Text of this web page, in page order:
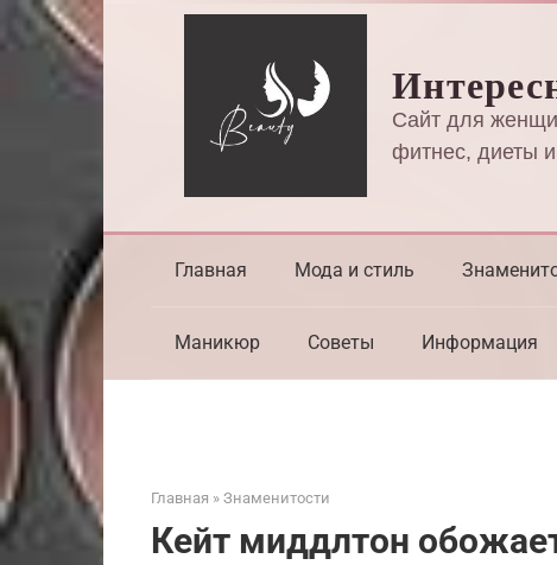
Перейти
к
контенту
Сайт для
фитнес, диеты
Главная Мода и стиль
Маникюр Советы Информация
Главная » Знаменитости
Кейт миддлтон